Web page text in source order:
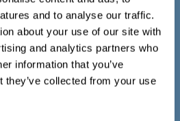
and to analyse our traffic.
about your use of our site with
and analytics partners who
information that you’ve
they’ve collected from your use
fois dans la tâche, 2) la dernière
il a été lu à haute voix, ou 3) la
apparu, il a été présenté sous